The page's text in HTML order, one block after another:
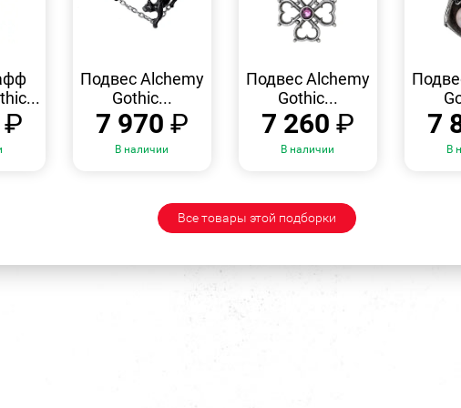
₽
ПРОСМОТР
Подвес Alchemy
Gothic...
7 970 ₽
В наличии
ПРОСМОТР
Подвес Alchemy
Gothic...
7 260 ₽
В наличии
7
В
Все товары этой подборки